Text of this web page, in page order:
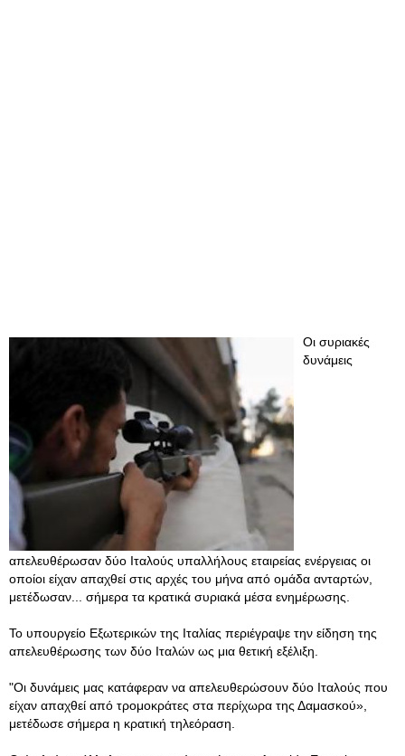
Οι συριακές
δυνάμεις
απελευθέρωσαν δύο Ιταλούς υπαλλήλους εταιρείας ενέργειας οι
οποίοι είχαν απαχθεί στις αρχές του μήνα από ομάδα ανταρτών,
μετέδωσαν... σήμερα τα κρατικά συριακά μέσα ενημέρωσης.
Το υπουργείο Εξωτερικών της Ιταλίας περιέγραψε την είδηση της
απελευθέρωσης των δύο Ιταλών ως μια θετική εξέλιξη.
"Οι δυνάμεις μας κατάφεραν να απελευθερώσουν δύο Ιταλούς που
είχαν απαχθεί από τρομοκράτες στα περίχωρα της Δαμασκού»,
μετέδωσε σήμερα η κρατική τηλεόραση.